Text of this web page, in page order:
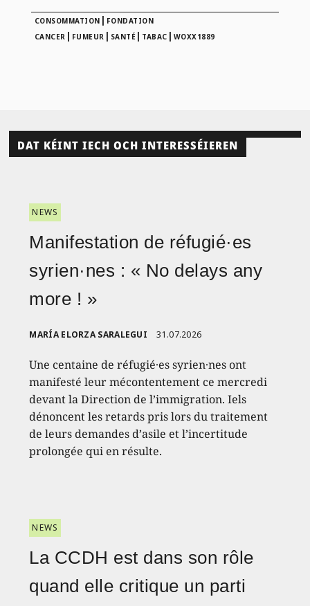
CONSOMMATION | FONDATION
CANCER | FUMEUR | SANTÉ | TABAC | WOXX1889
DAT KÉINT IECH OCH INTERESSÉIEREN
NEWS
Manifestation de réfugié·es
syrien·nes : « No delays any
more ! »
MARÍA ELORZA SARALEGUI 31.07.2026
Une centaine de réfugié·es syrien·nes ont
manifesté leur mécontentement ce mercredi
devant la Direction de l’immigration. Iels
dénoncent les retards pris lors du traitement
de leurs demandes d’asile et l’incertitude
prolongée qui en résulte.
NEWS
La CCDH est dans son rôle
quand elle critique un parti